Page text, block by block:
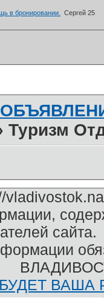
в бронировании. Сергей 25
Туризм
сайта.
ВАША